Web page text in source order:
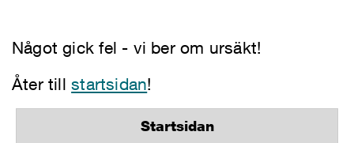
Något gick fel - vi ber om ursäkt!
Åter tillstartsidan!
Startsidan